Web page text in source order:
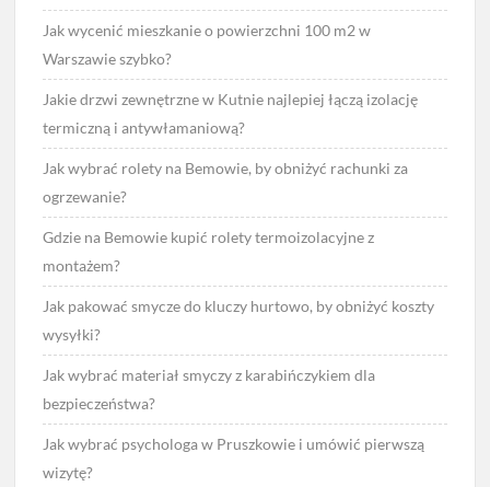
Jak wycenić mieszkanie o powierzchni 100 m2 w
Warszawie szybko?
Jakie drzwi zewnętrzne w Kutnie najlepiej łączą izolację
termiczną i antywłamaniową?
Jak wybrać rolety na Bemowie, by obniżyć rachunki za
ogrzewanie?
Gdzie na Bemowie kupić rolety termoizolacyjne z
montażem?
Jak pakować smycze do kluczy hurtowo, by obniżyć koszty
wysyłki?
Jak wybrać materiał smyczy z karabińczykiem dla
bezpieczeństwa?
Jak wybrać psychologa w Pruszkowie i umówić pierwszą
wizytę?